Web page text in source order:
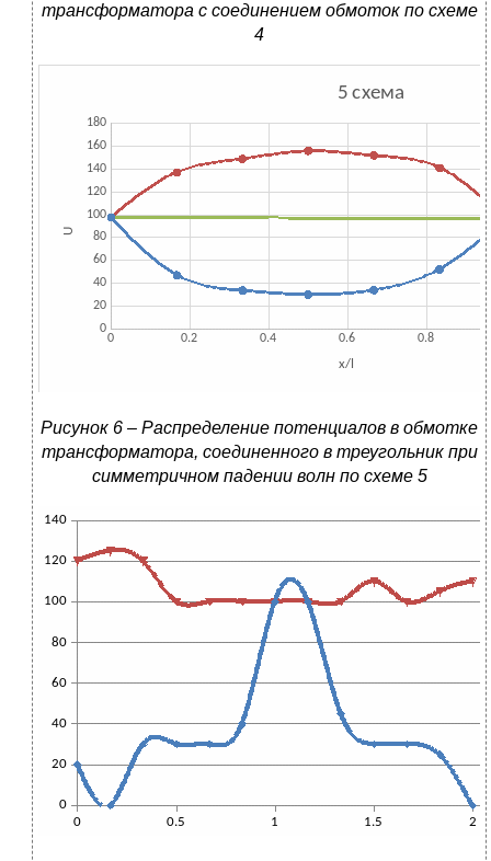
трансформатора с соединением обмоток по схеме
4
Рисунок 6 – Распределение потенциалов в обмотке
трансформатора, соединенного в треугольник при
симметричном падении волн по схеме 5